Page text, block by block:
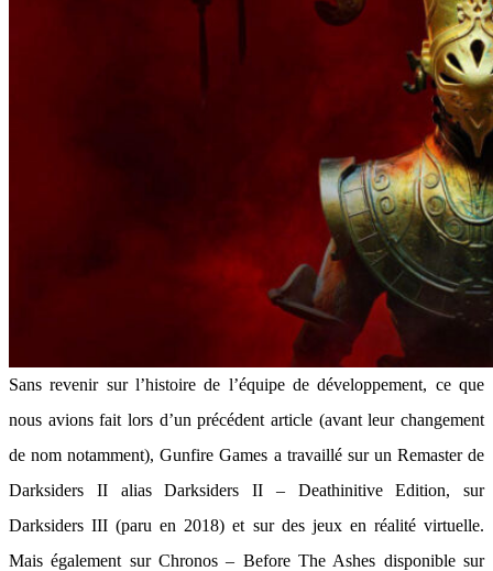
Sans revenir sur l’histoire de l’équipe de développement, ce que
nous avions fait lors d’un précédent article (avant leur changement
de nom notamment), Gunfire Games a travaillé sur un Remaster de
Darksiders II alias Darksiders II – Deathinitive Edition, sur
Darksiders III (paru en 2018) et sur des jeux en réalité virtuelle.
Mais également sur Chronos – Before The Ashes disponible sur